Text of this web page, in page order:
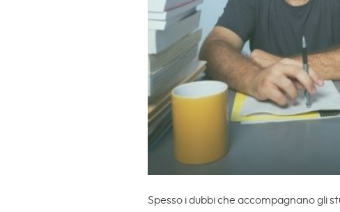
Spesso i dubbi che accompagnano gli